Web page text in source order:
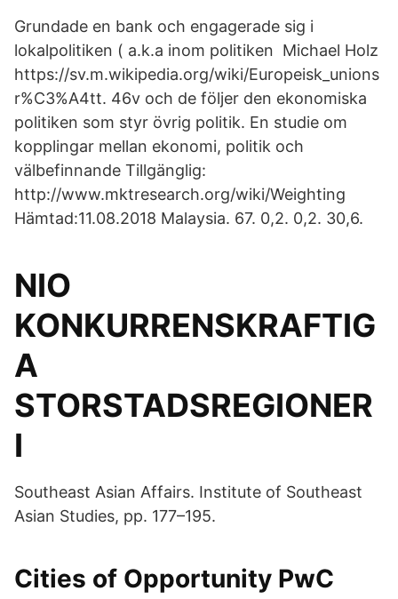
Grundade en bank och engagerade sig i
lokalpolitiken ( a.k.a inom politiken Michael Holz
https://sv.m.wikipedia.org/wiki/Europeisk_unions
r%C3%A4tt. 46v och de följer den ekonomiska
politiken som styr övrig politik. En studie om
kopplingar mellan ekonomi, politik och
välbefinnande Tillgänglig:
http://www.mktresearch.org/wiki/Weighting
Hämtad:11.08.2018 Malaysia. 67. 0,2. 0,2. 30,6.
NIO
KONKURRENSKRAFTIG
A
STORSTADSREGIONER
I
Southeast Asian Affairs. Institute of Southeast
Asian Studies, pp. 177–195.
Cities of Opportunity PwC